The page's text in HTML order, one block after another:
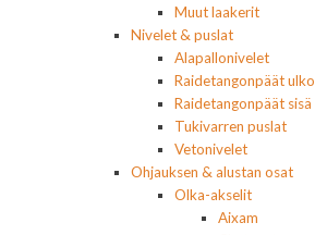
Muut laakerit
Nivelet & puslat
Alapallonivelet
Raidetangonpäät ulko
Raidetangonpäät sisä
Tukivarren puslat
Vetonivelet
Ohjauksen & alustan osat
Olka-akselit
Aixam